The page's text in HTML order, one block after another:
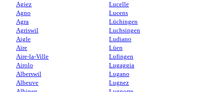
Agiez
Agno
Agra
Agriswil
Aigle
Aïre
Aire-la-Ville
Airolo
Alberswil
Albeuve
Lucelle
Lucens
Lüchingen
Luchsingen
Ludiano
Lüen
Lufingen
Lugaggia
Lugano
Lugnez